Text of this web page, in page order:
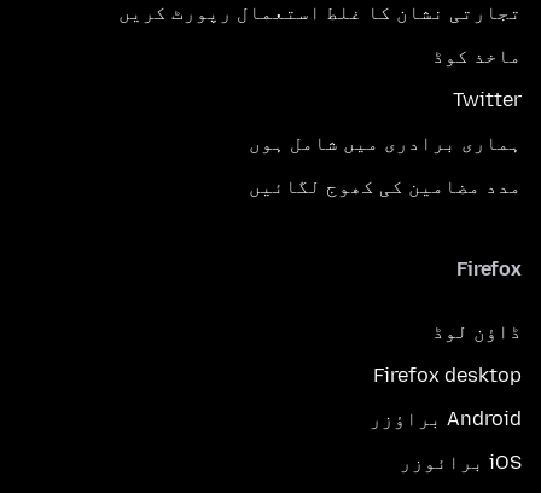
تجارتی نشان کا غلط استعمال رپورٹ کریں
ماخذ کوڈ
Twitter
ہماری برادری میں شامل ہوں
مدد مضامین کی کھوج لگائیں
Firefox
ڈاؤن لوڈ
Firefox desktop
Android براؤزر
iOS برائوزر